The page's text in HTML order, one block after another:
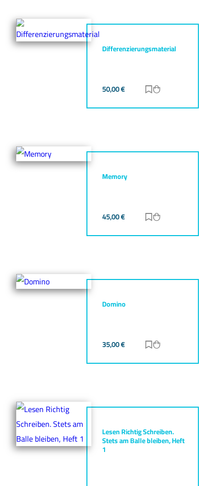
Differenzierungsmaterial
50,00€ Zur Merkliste
Memory
45,00€ Zur Merkliste
Domino
35,00€ Zur Merkliste
Lesen Richtig Schreiben.
Stets am Balle bleiben, Heft
1